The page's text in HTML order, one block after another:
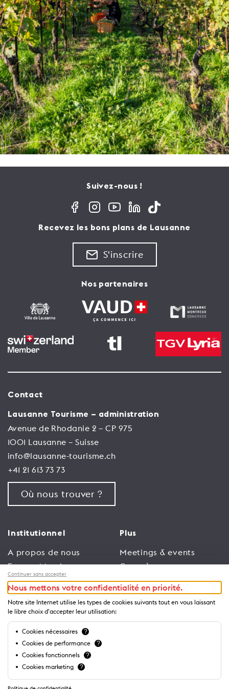
Suivez-nous !
Recevez les bons plans de Lausanne
S'inscrire
Nos partenaires
Contact
Lausanne Tourisme – administration
Avenue de Rhodanie 2 – CP 975
1001 Lausanne – Suisse
info@lausanne-tourisme.ch
+41 21 613 73 73
Où nous trouver ?
Institutionnel
A propos de nous
Espace Membres
Emploi
Conditions générales
d’utilisation
Politique de
confidentialité
Plus
Meetings & events
Congrès
Trade
Espace Médias
Annonceurs
Brochures et guides
Continuer sans accepter
Nous mettons votre confidentialité en priorité.
Notre site Internet utilise les types de cookies suivants tout en vous laissant
le libre choix d'accepter leur utilisation:
Cookies nécessaires ?
Cookies de performance ?
Cookies fonctionnels ?
Cookies marketing ?